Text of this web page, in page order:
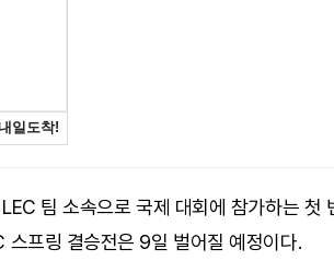
팀 소속으로 국제 대회에 참가하는 첫
프링 결승전은 9일 벌어질 예정이다.